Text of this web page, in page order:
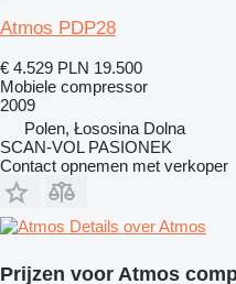
Atmos PDP28
€ 4.529 PLN 19.500
Mobiele compressor
2009
Polen, Łososina Dolna
SCAN-VOL PASIONEK
Contact opnemen met verkoper
Details over Atmos
Prijzen voor Atmos